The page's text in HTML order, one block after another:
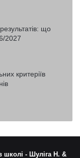
що
2027
критеріїв
школі - Шуліга Н. &